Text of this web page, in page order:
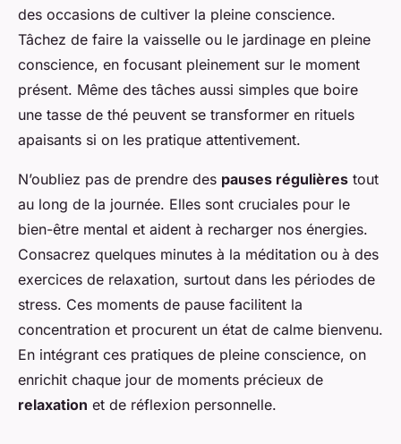
des occasions de cultiver la pleine conscience.
Tâchez de faire la vaisselle ou le jardinage en pleine
conscience, en focusant pleinement sur le moment
présent. Même des tâches aussi simples que boire
une tasse de thé peuvent se transformer en rituels
apaisants si on les pratique attentivement.
N’oubliez pas de prendre des pauses régulières tout
au long de la journée. Elles sont cruciales pour le
bien-être mental et aident à recharger nos énergies.
Consacrez quelques minutes à la méditation ou à des
exercices de relaxation, surtout dans les périodes de
stress. Ces moments de pause facilitent la
concentration et procurent un état de calme bienvenu.
En intégrant ces pratiques de pleine conscience, on
enrichit chaque jour de moments précieux de
relaxation et de réflexion personnelle.